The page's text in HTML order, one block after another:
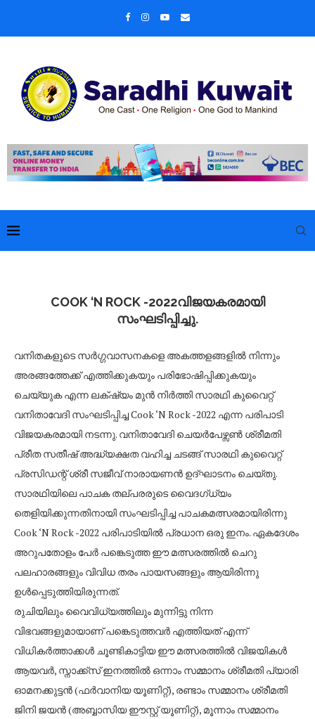
COOK ‘N ROCK -2022വിജയകരമായി
സംഘടിപ്പിച്ചു.
വനിതകളുടെ സർഗ്ഗവാസനകളെ അകത്തളങ്ങളിൽ നിന്നും
അരങ്ങത്തേക്ക് എത്തിക്കുകയും പരിഭോഷിപ്പിക്കുകയും
ചെയ്യുക എന്ന ലക്‌ഷ്യം മുൻ നിർത്തി സാരഥി കുവൈറ്റ്
വനിതാവേദി സംഘടിപ്പിച്ച Cook ‘N Rock -2022 എന്ന പരിപാടി
വിജയകരമായി നടന്നു. വനിതാവേദി ചെയർപേഴ്സൺ ശ്രീമതി
പ്രീത സതീഷ് അദ്ധ്യക്ഷത വഹിച്ച ചടങ്ങ് സാരഥി കുവൈറ്റ്
പ്രസിഡന്റ് ശ്രീ സജീവ് നാരായണൻ ഉദ്‌ഘാടനം ചെയ്തു.
സാരഥിയിലെ പാചക തല്പരരുടെ വൈദഗ്ധ്യം
തെളിയിക്കുന്നതിനായി സംഘടിപ്പിച്ച പാചകമത്സരമായിരിന്നു
Cook ‘N Rock -2022 പരിപാടിയിൽ പ്രധാന ഒരു ഇനം. ഏകദേശം
അറുപതോളം പേർ പങ്കെടുത്ത ഈ മത്സരത്തിൽ ചെറു
പലഹാരങ്ങളും വിവിധ തരം പായസങ്ങളും ആയിരിന്നു
ഉൾപ്പെടുത്തിയിരുന്നത്.
രുചിയിലും വൈവിധ്യത്തിലും മുന്നിട്ടു നിന്ന
വിഭവങ്ങളുമായാണ് പങ്കെടുത്തവർ എത്തിയത് എന്ന്
വിധികർത്താക്കൾ ചൂണ്ടികാട്ടിയ ഈ മത്സരത്തിൽ വിജയികൾ
ആയവർ, സ്നാക്ക്സ് ഇനത്തിൽ ഒന്നാം സമ്മാനം ശ്രീമതി പ്യാരി
ഓമനക്കുട്ടൻ (ഫർവാനിയ യൂണിറ്റ്), രണ്ടാം സമ്മാനം ശ്രീമതി
ജിനി ജയൻ (അബ്ബാസിയ ഈസ്റ്റ് യൂണിറ്റ്), മൂന്നാം സമ്മാനം